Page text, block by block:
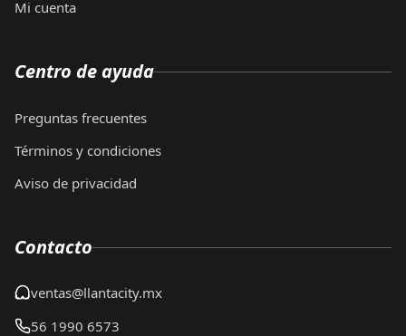
Mi cuenta
Centro de ayuda
Preguntas frecuentes
Términos y condiciones
Aviso de privacidad
Contacto
ventas@llantacity.mx
56 1990 6573